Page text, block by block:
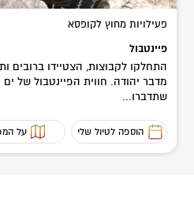
פעילויות מחוץ לקופסא
פיינטבול
התחלקו לקבוצות, הצטיידו
מדבר יהודה. חווית הפיינטבול של
שתדברו...
הוספה לטיול שלי על